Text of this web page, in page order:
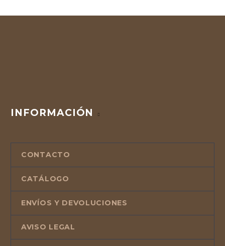
INFORMACIÓN
CONTACTO
CATÁLOGO
ENVÍOS Y DEVOLUCIONES
AVISO LEGAL